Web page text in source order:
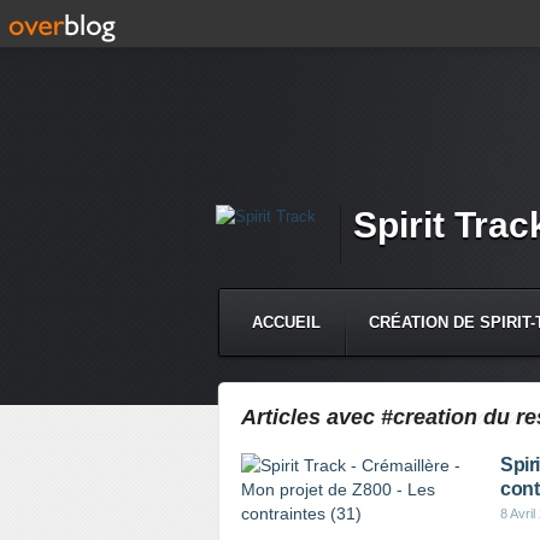
Spirit
ACCUEIL CRÉATION DE SPIRIT-
Articles avec #creation du
8 Avril